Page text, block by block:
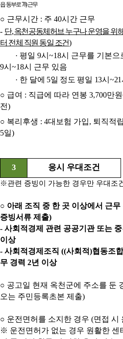
읍 동부로78)근무
○ 근무시간 : 주 40시간 근무
- 단,옥천공동체허브 누구나 운영을 위
터 전체 직원 동일 조건)
·평일9시~18시 근무를 기본으
9시 ~18시 근무 있음
· 한 달에 5일 정도 평일 13시 ~21
○ 급여 : 직급에 따라 연봉 3,700만원
전)
○ 복리후생 : 4대보험 가입, 퇴직적
5일)
3 응시 우대조건
※관련 증빙이 가능한 경우만 우대조
○ 아래 조직 중 한 곳 이상에서 근무
증빙서류 제출)
- 사회적경제 관련 공공기관 또는
이상
- 사회적경제조직 ((사회적)협동조
무 경력 2년 이상
○ 공고일 현재 옥천군에 주소를 둔
오는 주민등록초본 제출)
○ 운전면허를 소지한 경우 (면접 시
※ 운전면허가 없는 경우 원활한 센